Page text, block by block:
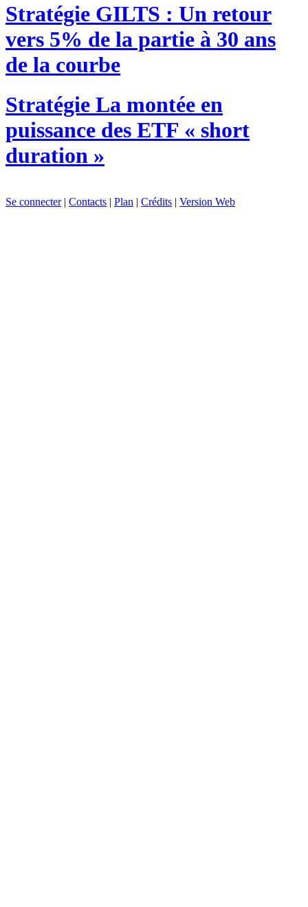
Stratégie GILTS : Un retour
vers 5% de la partie à 30 ans
de la courbe
Stratégie La montée en
puissance des ETF « short
duration »
Se connecter| Contacts | Plan | Crédits | Version Web